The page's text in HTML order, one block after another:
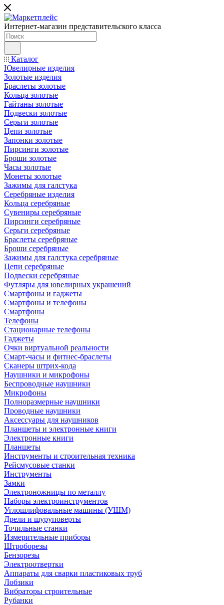
Интернет-магазин представительского класса
Каталог
Ювелирные изделия
Золотые изделия
Браслеты золотые
Кольца золотые
Гайтаны золотые
Подвески золотые
Серьги золотые
Цепи золотые
Запонки золотые
Пирсинги золотые
Броши золотые
Часы золотые
Монеты золотые
Зажимы для галстука
Серебряные изделия
Кольца серебряные
Сувениры серебряные
Пирсинги серебряные
Серьги серебряные
Браслеты серебряные
Броши серебряные
Зажимы для галстука серебряные
Цепи серебряные
Подвески серебряные
Футляры для ювелирных украшений
Смартфоны и гаджеты
Смартфоны и телефоны
Смартфоны
Телефоны
Стационарные телефоны
Гаджеты
Очки виртуальной реальности
Смарт-часы и фитнес-браслеты
Сканеры штрих-кода
Наушники и микрофоны
Беспроводные наушники
Микрофоны
Полноразмерные наушники
Проводные наушники
Аксессуары для наушников
Планшеты и электронные книги
Электронные книги
Планшеты
Инструменты и строительная техника
Рейсмусовые станки
Инструменты
Замки
Электроножницы по металлу
Наборы электроинструментов
Углошлифовальные машины (УШМ)
Дрели и шуруповерты
Точильные станки
Измерительные приборы
Штроборезы
Бензорезы
Электроотвертки
Аппараты для сварки пластиковых труб
Лобзики
Вибраторы строительные
Рубанки